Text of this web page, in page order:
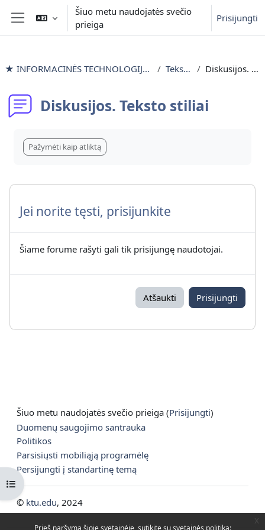
Pereiti į pagrindinį turinį
Prieš naršymą šioje svetainėje, sutikite su svetainės politika:
Šoninis skydelis
Šiuo metu naudojatės svečio
prieiga
Prisijungti
Atverti kurso rodyklę
★ INFORMACINĖS TECHNOLOGIJOS išlyginamieji mokymai Teksto stiliai Diskusijos. Teksto stiliai
Diskusijos. Teksto stiliai
Pažymėti kaip atliktą
Jei norite tęsti, prisijunkite
Šiame forume rašyti gali tik prisijungę naudotojai.
Atšaukti Prisijungti
Šiuo metu naudojatės svečio prieiga (Prisijungti)
Duomenų saugojimo santrauka
Politikos
Parsisiųsti mobiliąją programėlę
Persijungti į standartinę temą
© ktu.edu, 2024